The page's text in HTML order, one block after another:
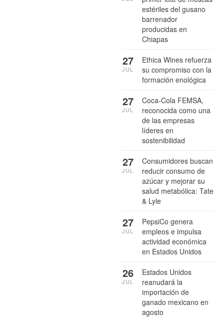
estériles del gusano
barrenador
producidas en
Chiapas
Ethica Wines refuerza
su compromiso con la
formación enológica
27
JUL
Coca-Cola FEMSA,
reconocida como una
de las empresas
líderes en
sostenibilidad
27
JUL
Consumidores buscan
reducir consumo de
azúcar y mejorar su
salud metabólica: Tate
& Lyle
27
JUL
PepsiCo genera
empleos e impulsa
actividad económica
en Estados Unidos
27
JUL
Estados Unidos
reanudará la
importación de
ganado mexicano en
agosto
26
JUL